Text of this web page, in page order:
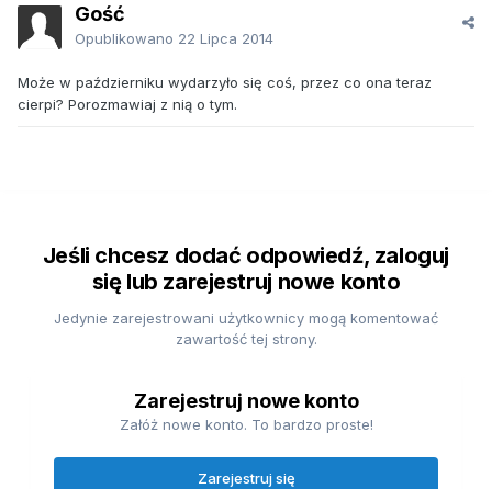
Gość
Opublikowano 22 Lipca 2014
Może w październiku wydarzyło się coś, przez co ona teraz
cierpi? Porozmawiaj z nią o tym.
Jeśli chcesz dodać odpowiedź, zaloguj
się lub zarejestruj nowe konto
Jedynie zarejestrowani użytkownicy mogą komentować
zawartość tej strony.
Zarejestruj nowe konto
Załóż nowe konto. To bardzo proste!
Zarejestruj się